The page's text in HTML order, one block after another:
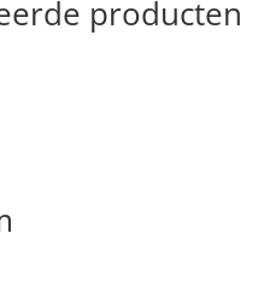
producten